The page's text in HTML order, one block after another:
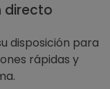
directo
disposición para
rápidas y